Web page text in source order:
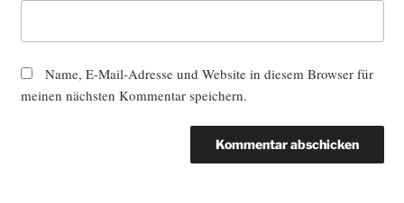
Name, E-Mail-Adresse und Website in diesem Browser für
meinen nächsten Kommentar speichern.